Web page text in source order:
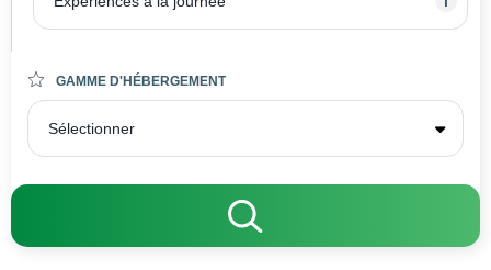
GAMME D'HÉBERGEMENT
Sélectionner